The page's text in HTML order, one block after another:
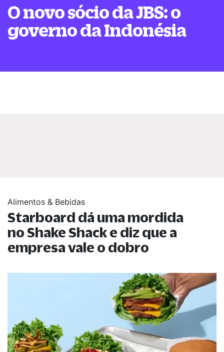
O novo sócio da JBS: o
governo da Indonésia
Alimentos & Bebidas
Starboard dá uma mordida
no Shake Shack e diz que a
empresa vale o dobro